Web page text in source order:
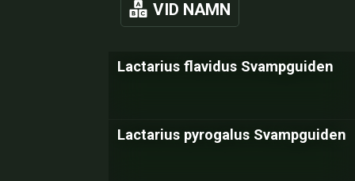
VID NAMN
Lactarius flavidus Svampguiden
Lactarius pyrogalus Svampguiden